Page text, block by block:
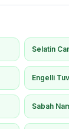
Selatin
Engelli
Sabah